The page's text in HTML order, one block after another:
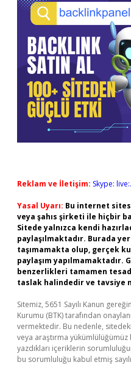
Reklam ve İletişim: Skype:
Yasal Uyarı: Bu internet
veya şahıs şirketi ile hiçbir
Sitede yalnızca kendi
paylaşılmaktadır. Burada
taşımamakta olup, gerçek
paylaşım
benzerlikleri tamamen
taslak halindedir ve tavsiye
Sitemiz, 5651 Sayılı Kanun
Kurumu (BTK) tarafından
vermektedir. Bu nedenle,
veya araştırma
yazdıkları içeriklerin
bu sorumluluğu kabul etmiş